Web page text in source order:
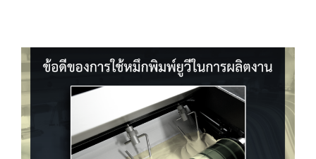
情，
而
颜
也
具
理
它
主
要